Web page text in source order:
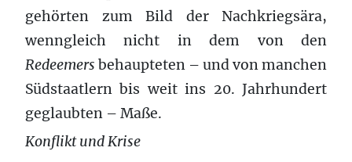
gehörten zum Bild der Nachkriegsära,
wenngleich nicht in dem von den
Redeemers behaupteten – und von manchen
Südstaatlern bis weit ins 20. Jahrhundert
geglaubten – Maße.
Konflikt und Krise